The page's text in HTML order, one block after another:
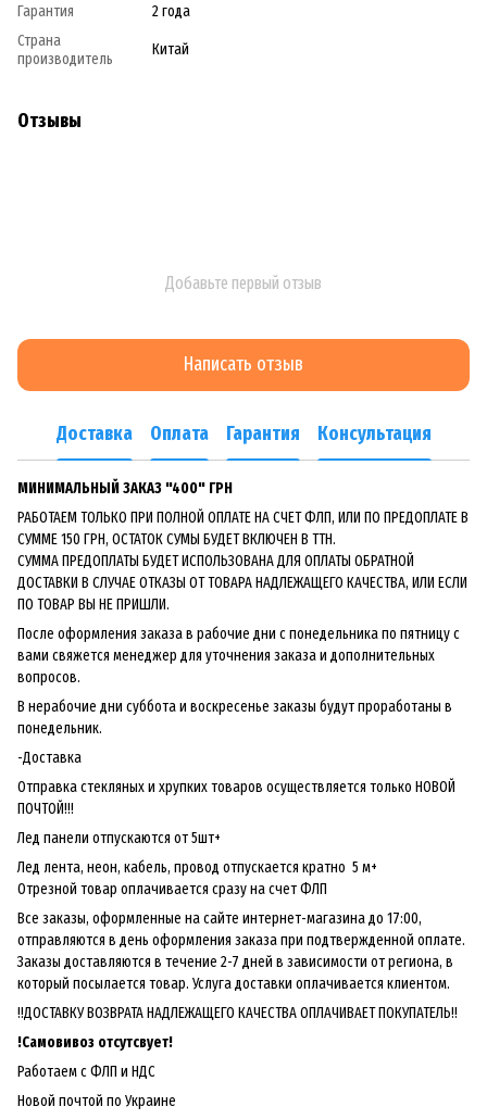
Гарантия
2 года
Страна
производитель
Китай
Отзывы
Добавьте первый отзыв
Написать отзыв
Доставка Оплата Гарантия Консультация
МИНИМАЛЬНЫЙ ЗАКАЗ "400" ГРН
РАБОТАЕМ ТОЛЬКО ПРИ ПОЛНОЙ ОПЛАТЕ НА СЧЕТ ФЛП, ИЛИ ПО ПРЕДОПЛАТЕ В
СУММЕ 150 ГРН, ОСТАТОК СУМЫ БУДЕТ ВКЛЮЧЕН В ТТН.
СУММА ПРЕДОПЛАТЫ БУДЕТ ИСПОЛЬЗОВАНА ДЛЯ ОПЛАТЫ ОБРАТНОЙ
ДОСТАВКИ В СЛУЧАЕ ОТКАЗЫ ОТ ТОВАРА НАДЛЕЖАЩЕГО КАЧЕСТВА, ИЛИ ЕСЛИ
ПО ТОВАР ВЫ НЕ ПРИШЛИ.
После оформления заказа в рабочие дни с понедельника по пятницу с
вами свяжется менеджер для уточнения заказа и дополнительных
вопросов.
В нерабочие дни суббота и воскресенье заказы будут проработаны в
понедельник.
-Доставка
Отправка стекляных и хрупких товаров осуществляется только НОВОЙ
ПОЧТОЙ!!!
Лед панели отпускаются от 5шт+
Лед лента, неон, кабель, провод отпускается кратно 5 м+
Отрезной товар оплачивается сразу на счет ФЛП
Все заказы, оформленные на сайте интернет-магазина до 17:00,
отправляются в день оформления заказа при подтвержденной оплате.
Заказы доставляются в течение 2-7 дней в зависимости от региона, в
который посылается товар. Услуга доставки оплачивается клиентом.
!!ДОСТАВКУ ВОЗВРАТА НАДЛЕЖАЩЕГО КАЧЕСТВА ОПЛАЧИВАЕТ ПОКУПАТЕЛЬ!!
!Самовивоз отсутсвует!
Работаем с ФЛП и НДС
Новой почтой по Украине